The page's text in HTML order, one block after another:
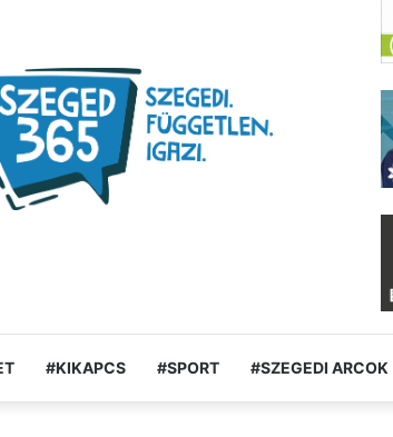
#KIKAPCS #SPORT #SZEGEDI ARCOK